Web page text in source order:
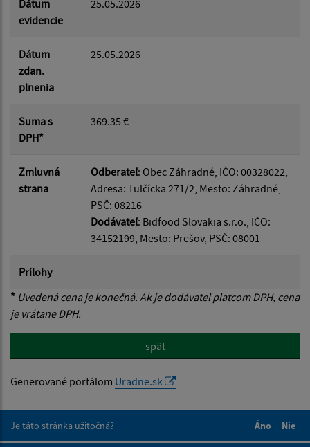
Dátum
evidencie
25.05.2026
Dátum
zdan.
plnenia
25.05.2026
Suma s
DPH*
369.35 €
Zmluvná
strana
Odberateľ: Obec Záhradné, IČO: 00328022,
Adresa: Tulčícka 271/2, Mesto: Záhradné,
PSČ: 08216
Dodávateľ: Bidfood Slovakia s.r.o., IČO:
34152199, Mesto: Prešov, PSČ: 08001
Prílohy
-
* Uvedená cena je konečná. Ak je dodávateľ platcom DPH, cena
je vrátane DPH.
späť
Generované portálom Uradne.sk
Je táto stránka užitočná?
Áno
Nie